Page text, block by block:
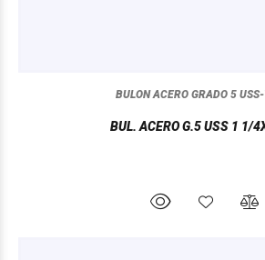
BULON ACERO GRADO 5
BUL. ACERO G.5 USS 1 1/